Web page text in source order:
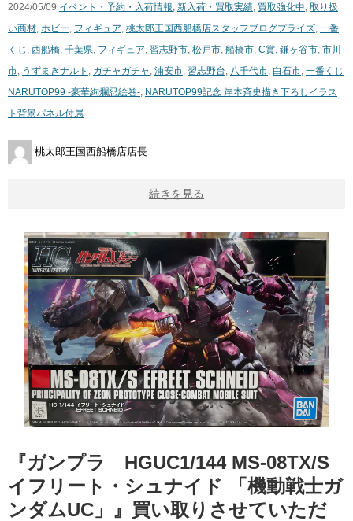
2024/05/09|イベント・予約・入荷情報 新入荷・買取実績 買取強化中 取り扱
い商材 ホビー フィギュア 桃太郎王国西船橋店スタッフブログプライズ 一番
くじ 西船橋 千葉県 フィギュア 習志野市 松戸市 船橋市 C賞 鎌ヶ谷市 市川
市 うずまきナルト ガチャガチャ 浦安市 習志野台 八千代市 白石市 一番くじ
​NARUTOP99 ​-豪華絢爛忍絵巻- NARUTOP99記念 岸本斉史描き下ろしイラス
ト背景パネル付属
桃太郎王国西船橋店店長
続きを見る
『ガンプラ HGUC1/144 ​MS-08TX/S ​
イフリート・シュナイド ​「機動戦士ガ
ンダムUC」』買い取りさせていただ